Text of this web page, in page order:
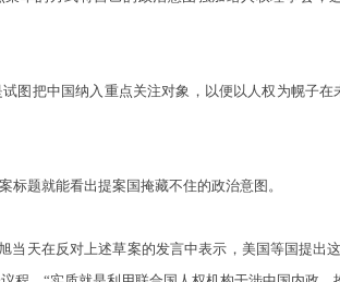
把中国纳入重点关注对象，以便以人权为幌子在
题就能看出提案国掩藏不住的政治意图。
天在反对上述草案的发言中表示，美国等国提出